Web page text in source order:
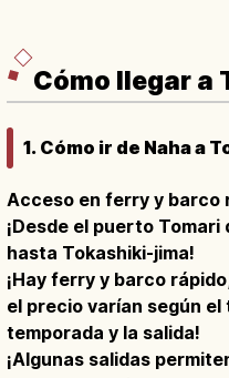
Cómo llegar a
1. Cómo ir de Naha a
Acceso en ferry y barco
¡Desde el puerto
hasta Tokashiki-jima!
¡Hay ferry y barco
el precio varían según
temporada y la salida!
¡Algunas salidas